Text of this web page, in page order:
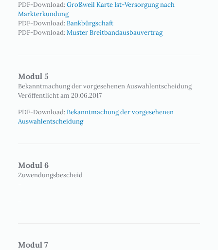
PDF-Download:Großweil Karte Ist-Versorgung nach
Markterkundung
PDF-Download:Bankbürgschaft
PDF-Download:Muster Breitbandausbauvertrag
Modul 5
Bekanntmachung der vorgesehenen Auswahlentscheidung
Veröffentlicht am 20.06.2017
PDF-Download:Bekanntmachung der vorgesehenen
Auswahlentscheidung
Modul 6
Zuwendungsbescheid
Modul 7